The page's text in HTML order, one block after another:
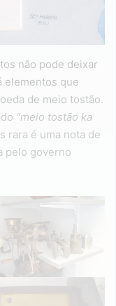
não pode deixar
elementos que
de meio tostão.
“meio tostão ka
rara é uma nota de
pelo governo